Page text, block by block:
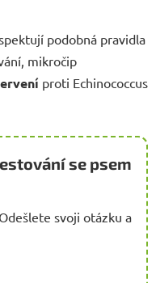
podobná pravidla
mikročip
proti Echinococcus
se psem
svoji otázku a